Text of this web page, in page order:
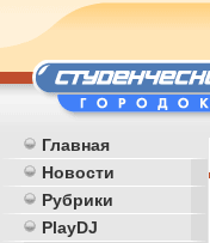
Главная
Новости
Рубрики
PlayDJ